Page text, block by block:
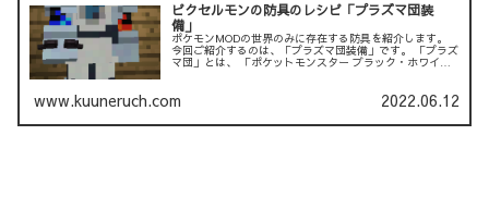
ピクセルモンの防具のレシピ「プラズマ団装
備」
ポケモンMODの世界のみに存在する防具を紹介します。
今回ご紹介するのは、「プラズマ団装備」です。 「プラズ
マ団」とは、 「ポケットモンスター ブラック・ホワイ
www.kuuneruch.com 2022.06.12